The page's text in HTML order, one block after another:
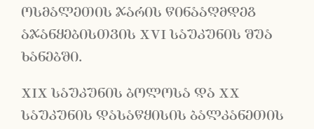
ოსმალეთის ჯარის წინააღმდეგ
აჯანყებისთვის XVI საუკუნის შუა
ხანებში.
XIX საუკუნის ბოლოსა და XX
საუკუნის დასაწყისის ბალკანეთის